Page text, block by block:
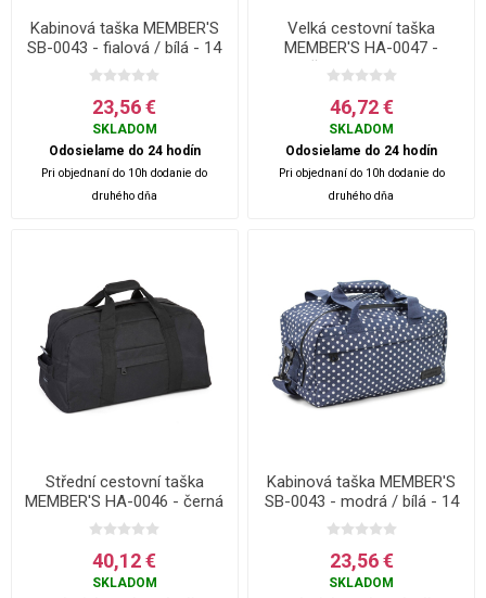
Kabinová taška MEMBER'S
SB-0043 - fialová / bílá - 14
L
23,56 €
SKLADOM
Odosielame do 24 hodín
Pri objednaní do 10h dodanie do
druhého dňa
Velká cestovní taška
MEMBER'S HA-0047 -
červená - 80 L
46,72 €
SKLADOM
Odosielame do 24 hodín
Pri objednaní do 10h dodanie do
druhého dňa
Střední cestovní taška
MEMBER'S HA-0046 - černá
- 50 L
40,12 €
SKLADOM
Kabinová taška MEMBER'S
SB-0043 - modrá / bílá - 14
L
23,56 €
SKLADOM